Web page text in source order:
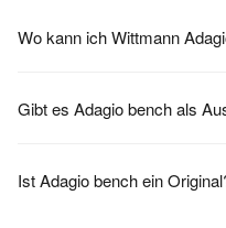
Wo kann ich Wittmann
Gibt es Adagio bench als
Ist Adagio bench ein